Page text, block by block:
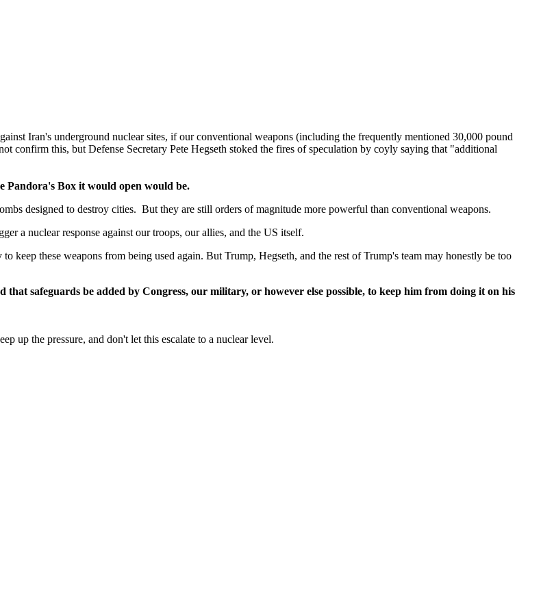
Iran's underground nuclear sites, if our conventional weapons (including the frequently mentioned 30,000 pound
confirm this, but Defense Secretary Pete Hegseth stoked the fires of speculation by coyly saying that "additional
Pandora's Box it would open would be.
designed to destroy cities. But they are still orders of magnitude more powerful than conventional weapons.
a nuclear response against our troops, our allies, and the US itself.
keep these weapons from being used again. But Trump, Hegseth, and the rest of Trump's team may honestly be too
that safeguards be added by Congress, our military, or however else possible, to keep him from doing it on his
up the pressure, and don't let this escalate to a nuclear level.